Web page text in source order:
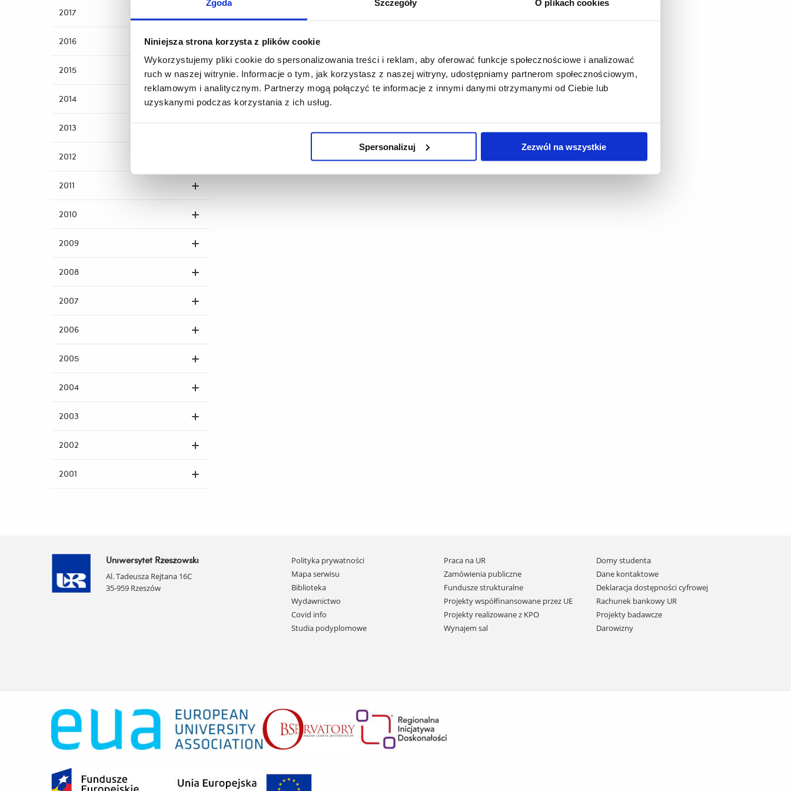
Zgoda Szczegóły O plikach cookies
Niniejsza strona korzysta z plików cookie
Wykorzystujemy pliki cookie do spersonalizowania treści i reklam, aby oferować funkcje społecznościowe i analizować
ruch w naszej witrynie. Informacje o tym, jak korzystasz z naszej witryny, udostępniamy partnerom społecznościowym,
reklamowym i analitycznym. Partnerzy mogą połączyć te informacje z innymi danymi otrzymanymi od Ciebie lub
uzyskanymi podczas korzystania z ich usług.
Spersonalizuj Zezwól na wszystkie
2017
2016
2015
2014
2013
2012
2011
2010
2009
2008
2007
2006
2005
2004
2003
2002
2001
Uniwersytet Rzeszowski
Al. Tadeusza Rejtana 16C
35-959 Rzeszów
Pomiń
nawigację
i
przejdź
do
treści
Polityka prywatności
Mapa serwisu
Biblioteka
Wydawnictwo
Covid info
Studia podyplomowe
Praca na UR
Zamówienia publiczne
Fundusze strukturalne
Projekty współfinansowane przez UE
Projekty realizowane z KPO
Wynajem sal
Domy studenta
Dane kontaktowe
Deklaracja dostępności cyfrowej
Rachunek bankowy UR
Projekty badawcze
Darowizny